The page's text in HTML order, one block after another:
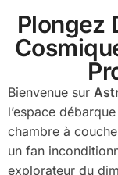
Plongez
Bienvenue sur
l’espace
chambre à
un fan
explorateur du